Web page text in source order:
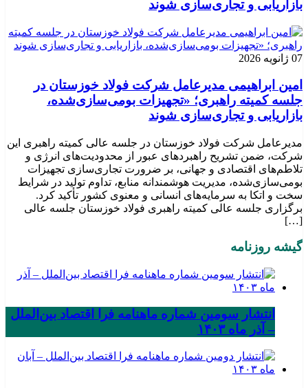
بازاریابی و تجاری‌سازی شوند
07 ژانویه 2026
امین ابراهیمی مدیرعامل شرکت فولاد خوزستان در
جلسه کمیته راهبری؛ «تجهیزات بومی‌سازی‌شده،
بازاریابی و تجاری‌سازی شوند
مدیرعامل شرکت فولاد خوزستان در جلسه عالی کمیته راهبری این
شرکت، ضمن تشریح راهبردهای عبور از محدودیت‌های انرژی و
تلاطم‌های اقتصادی و جهانی، بر ضرورت تجاری‌سازی تجهیزات
بومی‌سازی‌شده، مدیریت هوشمندانه منابع، تداوم تولید در شرایط
سخت و اتکا به سرمایه‌های انسانی و معنوی کشور تأکید کرد.
برگزاری جلسه عالی کمیته راهبری فولاد خوزستان جلسه عالی
[…]
گیشه روزنامه
انتشار سومین شماره ماهنامه فرا اقتصاد بین‌الملل
– آذر ماه ۱۴۰۳